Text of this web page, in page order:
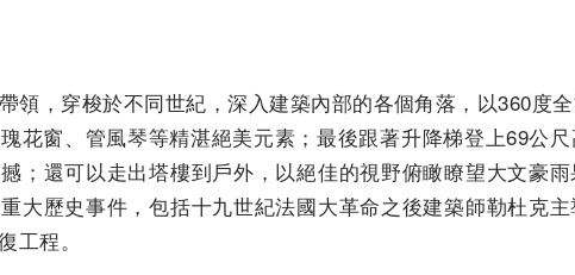
領，穿梭於不同世紀，深入建築內部的各個角落，以360度
花窗、管風琴等精湛絕美元素；最後跟著升降梯登上69公
；還可以走出塔樓到戶外，以絕佳的視野俯瞰瞭望大文豪
大歷史事件，包括十九世紀法國大革命之後建築師勒杜克
工程。